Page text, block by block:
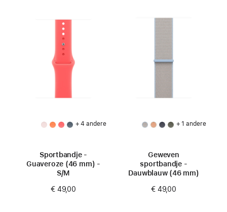
+ 4 andere
Sportbandje -
Guaveroze (46 mm) -
S/M
€ 49,00
+ 1 andere
Geweven
sportbandje -
Dauwblauw (46 mm)
€ 49,00